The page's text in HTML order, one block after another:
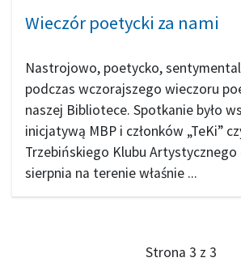
Wieczór poetycki za nami
Nastrojowo, poetycko,
podczas wczorajszego wieczoru
naszej Bibliotece. Spotkanie było
inicjatywą MBP i członków „TeKi”
Trzebińskiego Klubu Artystycznego
sierpnia na terenie właśnie ...
Strona 3 z 3